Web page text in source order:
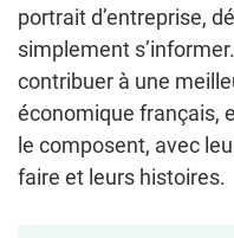
portrait d’entreprise,
simplement
contribuer à une
économique français,
le composent, avec
faire et leurs histoires.